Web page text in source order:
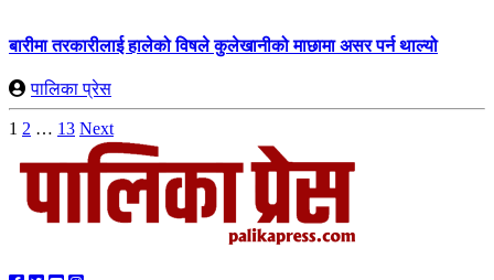
बारीमा तरकारीलाई हालेको विषले कुलेखानीको माछामा असर पर्न थाल्यो
पालिका प्रेस
Posts
pagination
1 2 … 13 Next